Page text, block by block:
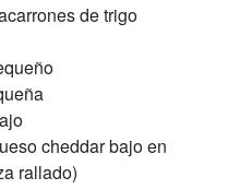
de trigo
cheddar bajo en
rallado)